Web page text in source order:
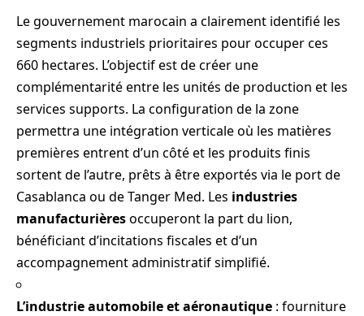
Le gouvernement marocain a clairement identifié les
segments industriels prioritaires pour occuper ces
660 hectares. L’objectif est de créer une
complémentarité entre les unités de production et les
services supports. La configuration de la zone
permettra une intégration verticale où les matières
premières entrent d’un côté et les produits finis
sortent de l’autre, prêts à être exportés via le port de
Casablanca ou de Tanger Med. Les industries
manufacturièresoccuperont la part du lion,
bénéficiant d’incitations fiscales et d’un
accompagnement administratif simplifié.
L’industrie automobile et aéronautique : fourniture